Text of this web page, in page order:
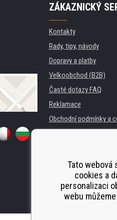
ZÁKAZNICKÝ
Kontakty
Rady, tipy, návody
Dopravy a platby
Velkoobchod (B2B)
Časté dotazy FAQ
Reklamace
Obchodní podmínky a
Pronájem tiskáren
Náhradní plnění
Odstoupení od smlouvy
Tato webová
cookies a
personalizaci
webu